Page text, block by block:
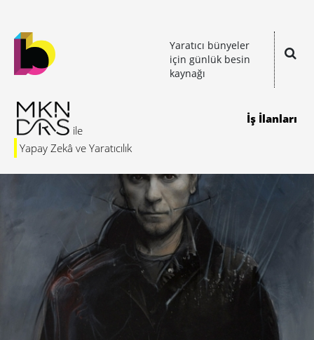
Yaratıcı bünyeler
için günlük besin
kaynağı
Yapay Zekâ ve Yaratıcılık
İş İlanları